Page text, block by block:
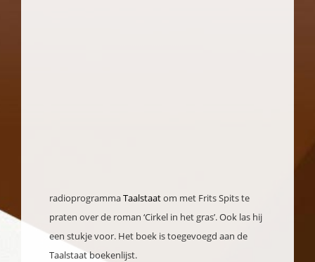
radioprogrammaTaalstaatom met Frits Spits te
praten over de roman ‘Cirkel in het gras’. Ook las hij
een stukje voor. Het boek is toegevoegd aan de
Taalstaat boekenlijst.